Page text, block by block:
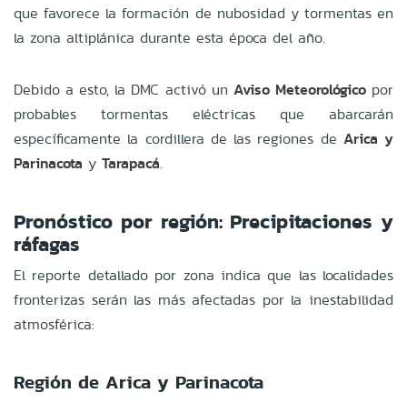
que favorece la formación de nubosidad y tormentas en
la zona altiplánica durante esta época del año.
Debido a esto, la DMC activó un Aviso Meteorológicopor
probables tormentas eléctricas que abarcarán
específicamente la cordillera de las regiones de Arica y
Parinacota y Tarapacá.
Pronóstico por región: Precipitaciones y
ráfagas
El reporte detallado por zona indica que las localidades
fronterizas serán las más afectadas por la inestabilidad
atmosférica:
Región de Arica y Parinacota